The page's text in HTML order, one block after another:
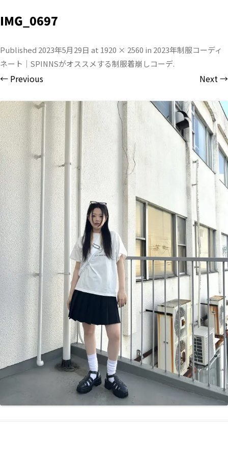
IMG_0697
Published 2023年5月29日 at 1920 × 2560 in 2023年制服コーディ
ネート｜SPINNSがオススメする制服着崩しコーデ.
← Previous Next →